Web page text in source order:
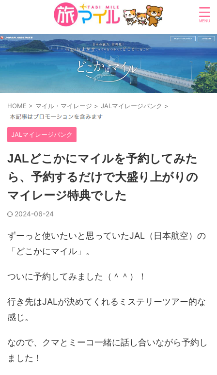
HOME > マイル・マイレージ > JALマイレージバンク >
JALマイレージバンク
JALどこかにマイルを予約してみた
ら、予約するだけで大盛り上がりの
マイレージ特典でした
2024-06-24
ずーっと使いたいと思っていたJAL（日本航空）の
「どこかにマイル」。
ついに予約してみました（＾＾）！
行き先はJALが決めてくれるミステリーツアー的な
感じ。
なので、クマとミーコ一緒に話し合いながら予約し
ました！